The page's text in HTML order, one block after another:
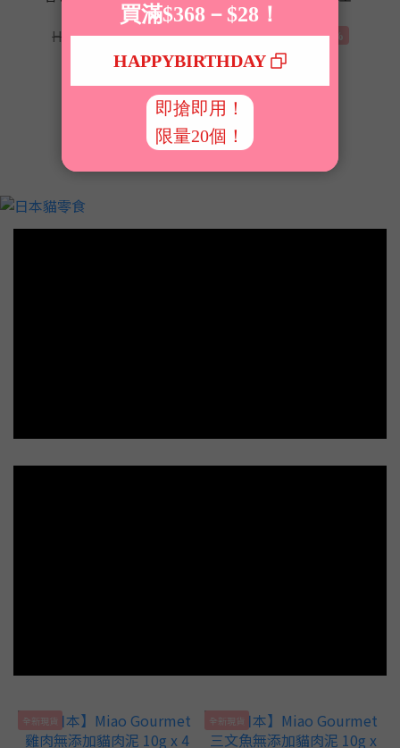
110g (平均口味)
HK$150.00
HK$200.00 -25%
罐 75g (平均口味)
HK$108.00
HK$126.00 -14%
2 3 4 5
全新現貨 全新現貨